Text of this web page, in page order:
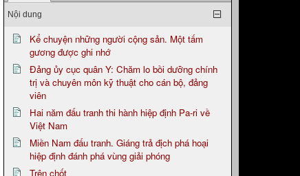
Nội dung
Kể chuyện những người cộng sản. Một tấm
gương được ghi nhớ
Đảng ủy cục quân Y: Chăm lo bồi dưỡng chính
trị và chuyên môn kỹ thuật cho cán bộ, đảng
viên
Hai năm đấu tranh thi hành hiệp định Pa-ri về
Việt Nam
Miền Nam đấu tranh. Giáng trả địch phá hoại
hiệp định đánh phá vùng giải phóng
Trên chốt